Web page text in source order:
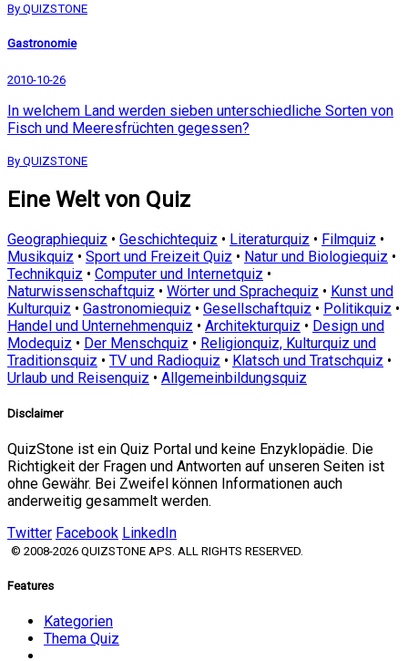
By QUIZSTONE
Gastronomie
2010-10-26
In welchem Land werden sieben unterschiedliche Sorten von
Fisch und Meeresfrüchten gegessen?
By QUIZSTONE
Eine Welt von Quiz
Geographiequiz • Geschichtequiz • Literaturquiz • Filmquiz •
Musikquiz • Sport und Freizeit Quiz • Natur und Biologiequiz •
Technikquiz • Computer und Internetquiz •
Naturwissenschaftquiz • Wörter und Sprachequiz • Kunst und
Kulturquiz • Gastronomiequiz • Gesellschaftquiz • Politikquiz •
Handel und Unternehmenquiz • Architekturquiz • Design und
Modequiz • Der Menschquiz • Religionquiz, Kulturquiz und
Traditionsquiz • TV und Radioquiz • Klatsch und Tratschquiz •
Urlaub und Reisenquiz • Allgemeinbildungsquiz
Disclaimer
QuizStone ist ein Quiz Portal und keine Enzyklopädie. Die
Richtigkeit der Fragen und Antworten auf unseren Seiten ist
ohne Gewähr. Bei Zweifel können Informationen auch
anderweitig gesammelt werden.
Twitter Facebook LinkedIn
© 2008-2026 QUIZSTONE APS. ALL RIGHTS RESERVED.
Features
Kategorien
Thema Quiz